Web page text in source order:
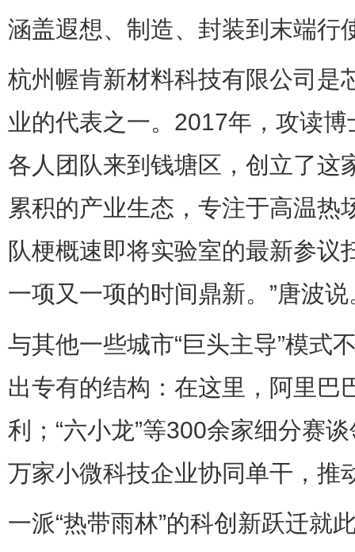
涵盖遐想、制造、封装到末端行
杭州幄肯新材料科技有限公司是
业的代表之一。2017年，攻读
各人团队来到钱塘区，创立了这
累积的产业生态，专注于高温热
队梗概速即将实验室的最新参议
一项又一项的时间鼎新。”唐波说
与其他一些城市“巨头主导”模式
出专有的结构：在这里，阿里巴
利；“六小龙”等300余家细分赛
万家小微科技企业协同单干，推
一派“热带雨林”的科创新跃迁就